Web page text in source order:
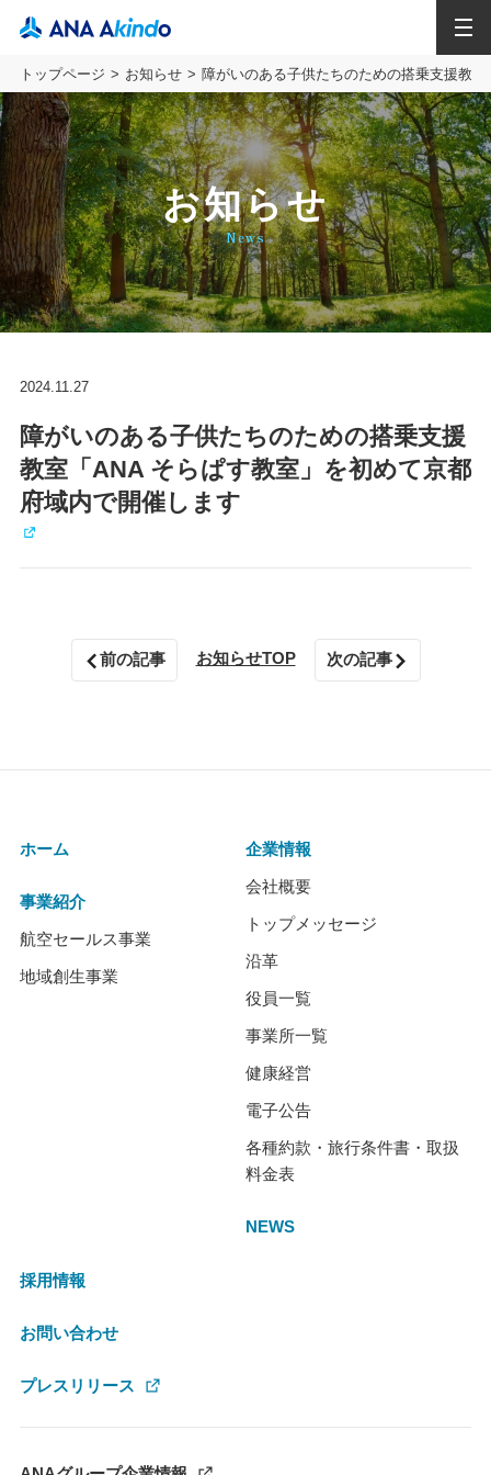
トップページ お知らせ 障がいのある子供たちのための搭乗支援教
お知らせ
News
2024.11.27
障がいのある子供たちのための搭乗支援
教室「ANA そらぱす教室」を初めて京都
府域内で開催します
前の記事 お知らせTOP 次の記事
ホーム
事業紹介
航空セールス事業
地域創生事業
企業情報
会社概要
トップメッセージ
沿革
役員一覧
事業所一覧
健康経営
電子公告
各種約款・旅行条件書・取扱
料金表
NEWS
採用情報
お問い合わせ
プレスリリース